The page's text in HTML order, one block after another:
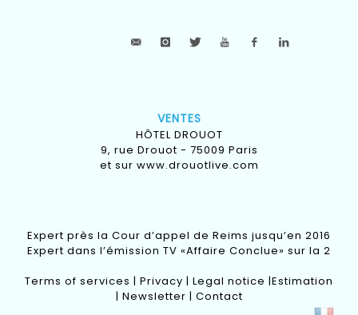
VENTES
HÔTEL DROUOT
9, rue Drouot - 75009 Paris
et sur www.drouotlive.com
Expert près la Cour d’appel de Reims jusqu’en 2016
Expert dans l’émission TV «Affaire Conclue» sur la 2
Terms of services | Privacy | Legal notice |Estimation
| Newsletter | Contact